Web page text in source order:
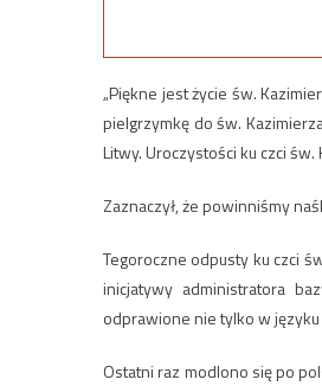
„Piękne jest życie św.
pielgrzymkę do św.
Litwy. Uroczystości ku czci
Zaznaczył, że powinniśmy
Tegoroczne odpusty ku czci
inicjatywy administratora
odprawione nie tylko w
Ostatni raz modlono się po